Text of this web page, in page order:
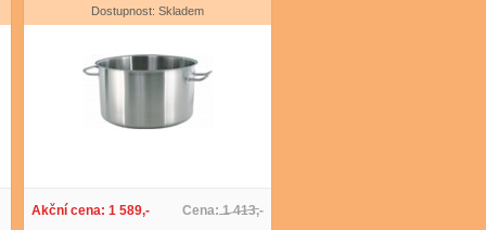
Dostupnost: Skladem
Cena: 1 413,-
Akční cena: 1 589,-